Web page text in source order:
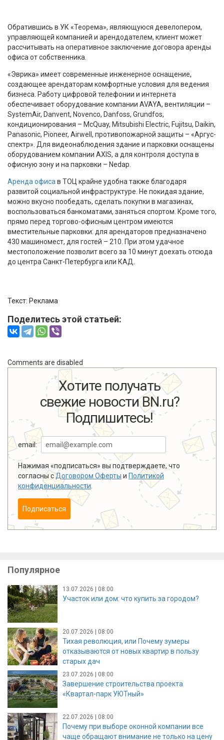
Обратившись в УК «Теорема», являющуюся девелопером,
управляющей компанией и арендодателем, клиент может
рассчитывать на оперативное заключение договора аренды
офиса от собственника.
«Эврика» имеет современные инженерное оснащение,
создающее арендаторам комфортные условия для ведения
бизнеса. Работу цифровой телефонии и интернета
обеспечивает оборудование компании AVAYA, вентиляции –
SystemAir, Danvent, Novenco, Danfoss, Grundfos,
кондиционирования – McQuay, Mitsubishi Electric, Fujitsu, Daikin,
Panasonic, Pioneer, Airwell, противопожарной защиты – «Аргус-
спектр». Для видеонаблюдения здание и парковки оснащены
оборудованием компании AXIS, а для контроля доступа в
офисную зону и на парковки – Nedap.
Аренда офиса в ТОЦ крайне удобна также благодаря
развитой социальной инфраструктуре. Не покидая здание,
можно вкусно пообедать, сделать покупки в магазинах,
воспользоваться банкоматами, заняться спортом. Кроме того,
прямо перед торгово-офисным центром имеются
вместительные парковки: для арендаторов предназначено
430 машиномест, для гостей – 210. При этом удачное
местоположение позволит всего за 10 минут доехать отсюда
до центра Санкт-Петербурга или КАД.
Текст: Реклама
Поделитесь этой статьей:
Comments are disabled
Хотите получать
свежие новости BN.ru?
Подпишитесь!
email:
Нажимая «подписаться» вы подтверждаете, что
согласны сДоговором Оферты и Политикой
конфиденциальности
Подписаться
Популярное
13.07.2026 | 08:00
Участок или дом: что купить за городом?
20.07.2026 | 08:00
Тихая революция, или Почему зумеры
отказываются от новых квартир в пользу
старых дач
23.07.2026 | 08:00
Завершение строительства проекта
«Квартал-парк УЮТный»
22.07.2026 | 08:00
Почему при выборе оконной компании все
чаще обращают внимание не только на цену